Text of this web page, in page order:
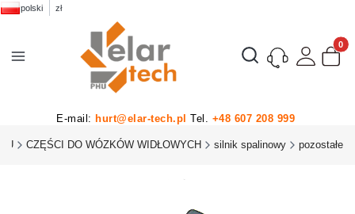
polski zł
Otwórz wyszukiwarkę
E-mail: hurt@elar-tech.pl Tel. +48 607 208 999
CZĘŚCI DO WÓZKÓW WIDŁOWYCH silnik spalinowy pozostałe